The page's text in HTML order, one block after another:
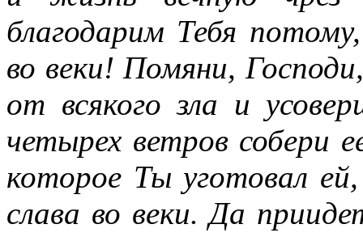
благодарим Тебя
во веки! Помяни,
от всякого зла и
четырех ветров собери
которое Ты уготовал
слава во веки. Да